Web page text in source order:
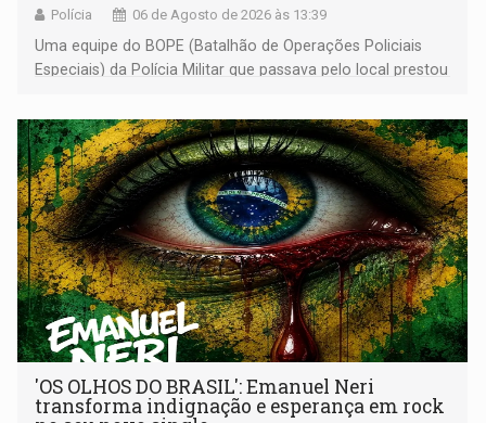
Polícia 06 de Agosto de 2026 às 13:39
Uma equipe do BOPE (Batalhão de Operações Policiais
Especiais) da Polícia Militar que passava pelo local prestou
'OS OLHOS DO BRASIL': Emanuel Neri
transforma indignação e esperança em rock